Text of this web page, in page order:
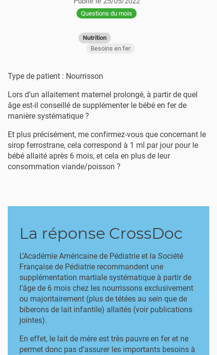
Questions du mois
Nutrition
Besoins en fer
Type de patient : Nourrisson
Lors d’un allaitement maternel prolongé, à partir de quel
âge est-il conseillé de supplémenter le bébé en fer de
manière systématique ?
Et plus précisément, me confirmez-vous que concernant le
sirop ferrostrane, cela correspond à 1 ml par jour pour le
bébé allaité après 6 mois, et cela en plus de leur
consommation viande/poisson ?
La réponse CrossDoc
L’Académie Américaine de Pédiatrie et la Société
Française de Pédiatrie recommandent une
supplémentation martiale systématique à partir de
l’âge de 6 mois chez les nourrissons exclusivement
ou majoritairement (plus de tétées au sein que de
biberons de lait infantile) allaités (voir publications
jointes).
En effet, le lait de mère est très pauvre en fer et ne
permet donc pas d’assurer les importants besoins à